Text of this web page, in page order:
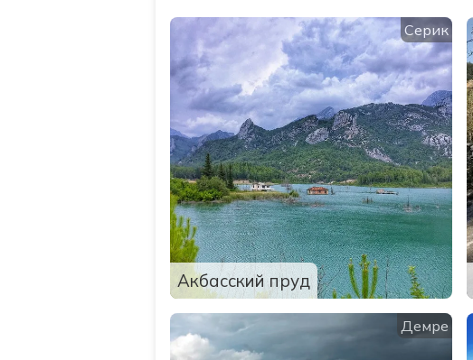
Акбасский пруд
Серик
Демре